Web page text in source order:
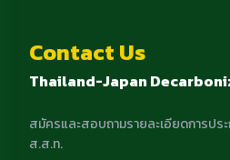
Contact Us
Thailand-Japan
สมัครและสอบถามรายละเอียดการป
ส.ส.ท.